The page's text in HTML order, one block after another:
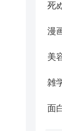
死
漫
美
雑
面